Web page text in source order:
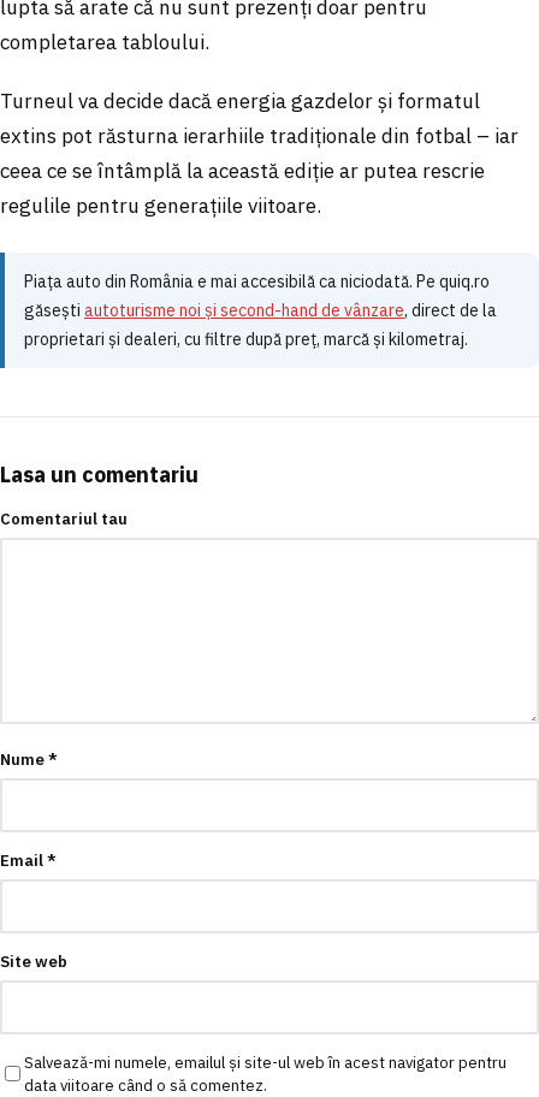
lupta să arate că nu sunt prezenți doar pentru
completarea tabloului.
Turneul va decide dacă energia gazdelor și formatul
extins pot răsturna ierarhiile tradiționale din fotbal – iar
ceea ce se întâmplă la această ediție ar putea rescrie
regulile pentru generațiile viitoare.
Piața auto din România e mai accesibilă ca niciodată. Pe quiq.ro
găsești autoturisme noi și second-hand de vânzare, direct de la
proprietari și dealeri, cu filtre după preț, marcă și kilometraj.
Lasa un comentariu
Comentariul tau
Nume*
Email*
Site web
Salvează-mi numele, emailul și site-ul web în acest navigator pentru
data viitoare când o să comentez.